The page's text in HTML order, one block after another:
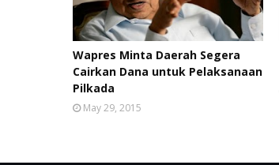
Wapres Minta Daerah Segera
Cairkan Dana untuk Pelaksanaan
Pilkada
May 29, 2015